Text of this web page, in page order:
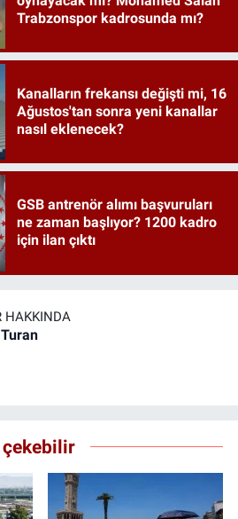
Trabzonspor kadrosunda mı?
Kanalların frekansı değişti mi, 16
Ağustos'tan sonra yeni kanallar
nasıl eklenecek?
GSB antrenör alımı başvuruları
ne zaman başlıyor? 1200 kadro
için ilan çıktı
HAKKINDA